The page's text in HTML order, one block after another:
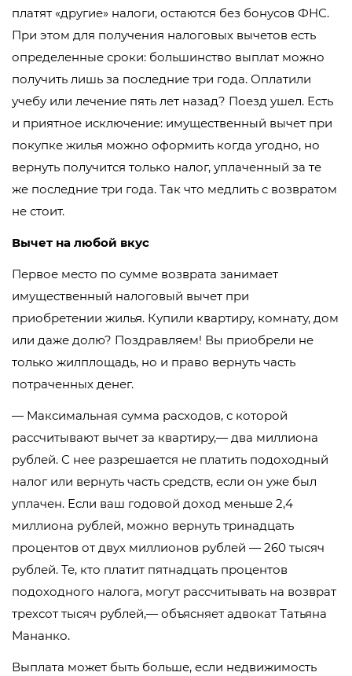
платят «другие» налоги, остаются без бонусов ФНС.
При этом для получения налоговых вычетов есть
определенные сроки: большинство выплат можно
получить лишь за последние три года. Оплатили
учебу или лечение пять лет назад? Поезд ушел. Есть
и приятное исключение: имущественный вычет при
покупке жилья можно оформить когда угодно, но
вернуть получится только налог, уплаченный за те
же последние три года. Так что медлить с возвратом
не стоит.
Вычет на любой вкус
Первое место по сумме возврата занимает
имущественный налоговый вычет при
приобретении жилья. Купили квартиру, комнату, дом
или даже долю? Поздравляем! Вы приобрели не
только жилплощадь, но и право вернуть часть
потраченных денег.
— Максимальная сумма расходов, с которой
рассчитывают вычет за квартиру,— два миллиона
рублей. С нее разрешается не платить подоходный
налог или вернуть часть средств, если он уже был
уплачен. Если ваш годовой доход меньше 2,4
миллиона рублей, можно вернуть тринадцать
процентов от двух миллионов рублей — 260 тысяч
рублей. Те, кто платит пятнадцать процентов
подоходного налога, могут рассчитывать на возврат
трехсот тысяч рублей,— объясняет адвокат Татьяна
Мананко.
Выплата может быть больше, если недвижимость